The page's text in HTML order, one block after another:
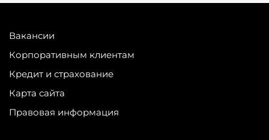
Вакансии
Корпоративным клиентам
Кредит и страхование
Карта сайта
Правовая информация